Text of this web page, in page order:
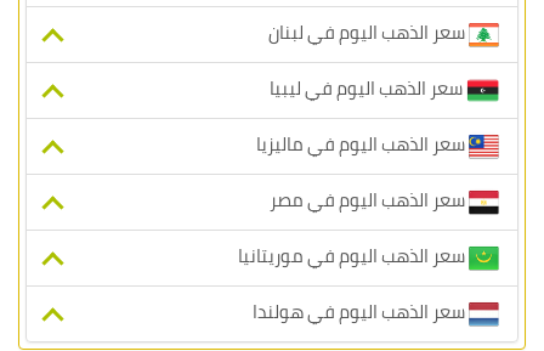
سعر الذهب اليوم في لبنان
سعر الذهب اليوم في ليبيا
سعر الذهب اليوم في ماليزيا
سعر الذهب اليوم في مصر
سعر الذهب اليوم في موريتانيا
سعر الذهب اليوم في هولندا